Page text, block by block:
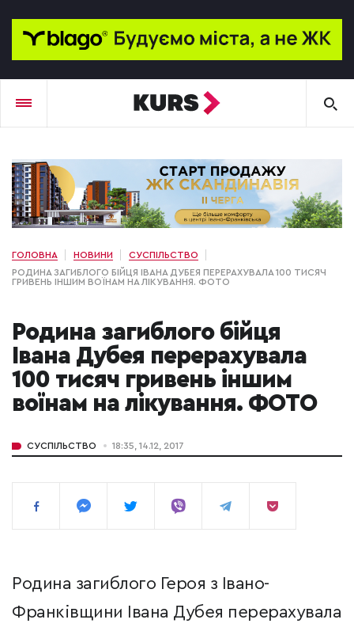
ГОЛОВНА НОВИНИ
СУСПІЛЬСТВО
РОДИНА ЗАГИБЛОГО БІЙЦЯ ІВАНА ДУБЕЯ ПЕРЕРАХУВАЛА 100 ТИСЯЧ
ГРИВЕНЬ ІНШИМ ВОЇНАМ НА ЛІКУВАННЯ. ФОТО
Родина загиблого бійця
Івана Дубея перерахувала
100 тисяч гривень іншим
воїнам на лікування. ФОТО
СУСПІЛЬСТВО 18:35, 14.12, 2017
Родина загиблого Героя з Івано-
Франківщини Івана Дубея перерахувала